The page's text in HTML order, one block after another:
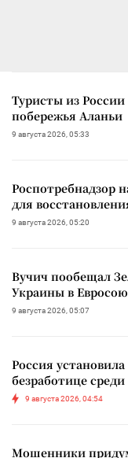
Туристы из
побережья Аланьи
9 августа 2026, 05:33
Роспотребнадзор
для
9 августа 2026, 05:20
Вучич пообещал
Украины в
9 августа 2026, 05:07
Россия
безработице среди
9 августа 2026, 04:54
Мошенники